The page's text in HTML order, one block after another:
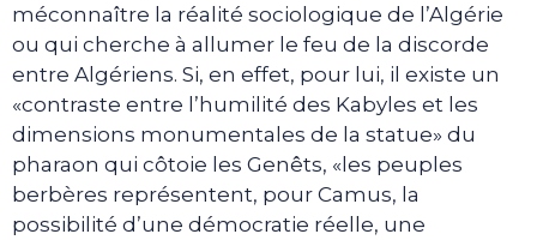
méconnaître la réalité sociologique de l’Algérie
ou qui cherche à allumer le feu de la discorde
entre Algériens. Si, en effet, pour lui, il existe un
«contraste entre l’humilité des Kabyles et les
dimensions monumentales de la statue» du
pharaon qui côtoie les Genêts, «les peuples
berbères représentent, pour Camus, la
possibilité d’une démocratie réelle, une